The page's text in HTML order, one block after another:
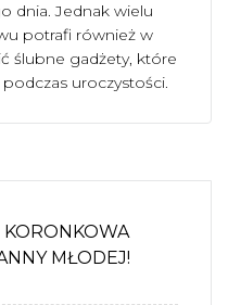
dnia. Jednak wielu
potrafi również w
ślubne gadżety, które
uroczystości.
MŁODEJ!